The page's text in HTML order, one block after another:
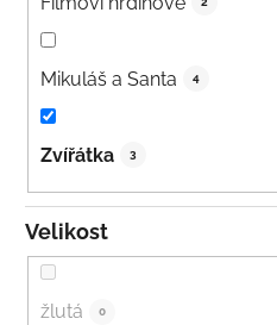
Mikuláš a Santa 4
Zvířátka 3
Velikost
žlutá 0